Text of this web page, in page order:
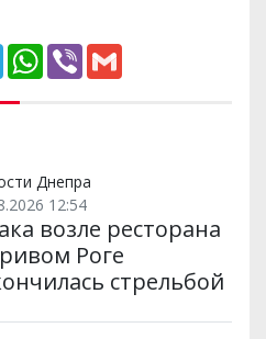
T
e
e
m
W
h
p
V
Днепра
12:54
возле ресторана
Роге
стрельбой